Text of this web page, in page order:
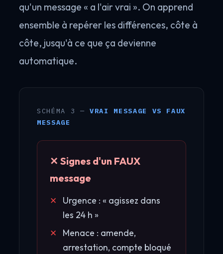
qu'un message « a l'air vrai ». On apprend
ensemble à repérer les différences, côte à
côte, jusqu'à ce que ça devienne
automatique.
SCHÉMA 3 —VRAI MESSAGE VS FAUX
MESSAGE
✕ Signes d'un FAUX
message
Urgence : « agissez dans
les 24 h »
Menace : amende,
arrestation, compte bloqué